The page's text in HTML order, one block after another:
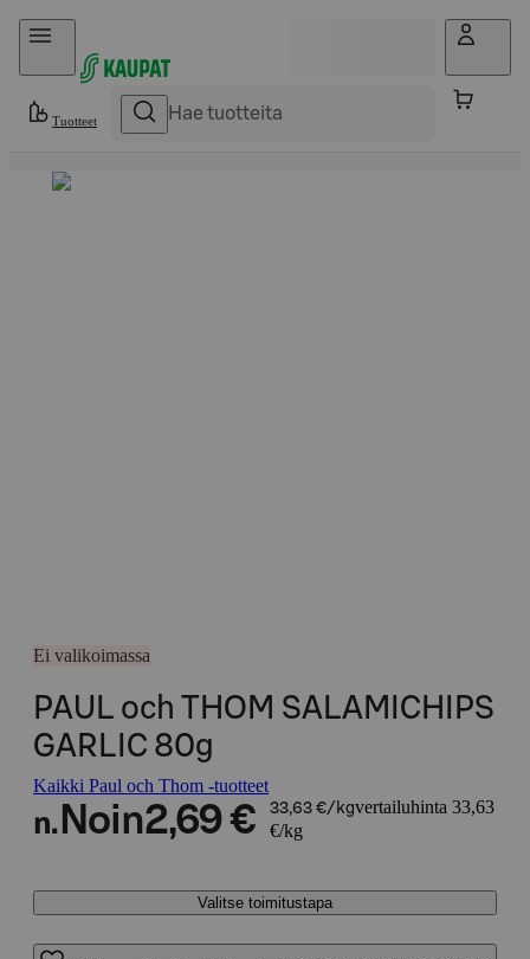
Hyppää sisältöön
Tuotteet
Ei valikoimassa
PAUL och THOM SALAMICHIPS
GARLIC 80g
Kaikki Paul och Thom -tuotteet
n. Noin2,69 € 33,63 €/kgvertailuhinta 33,63
€/kg
Valitse toimitustapa